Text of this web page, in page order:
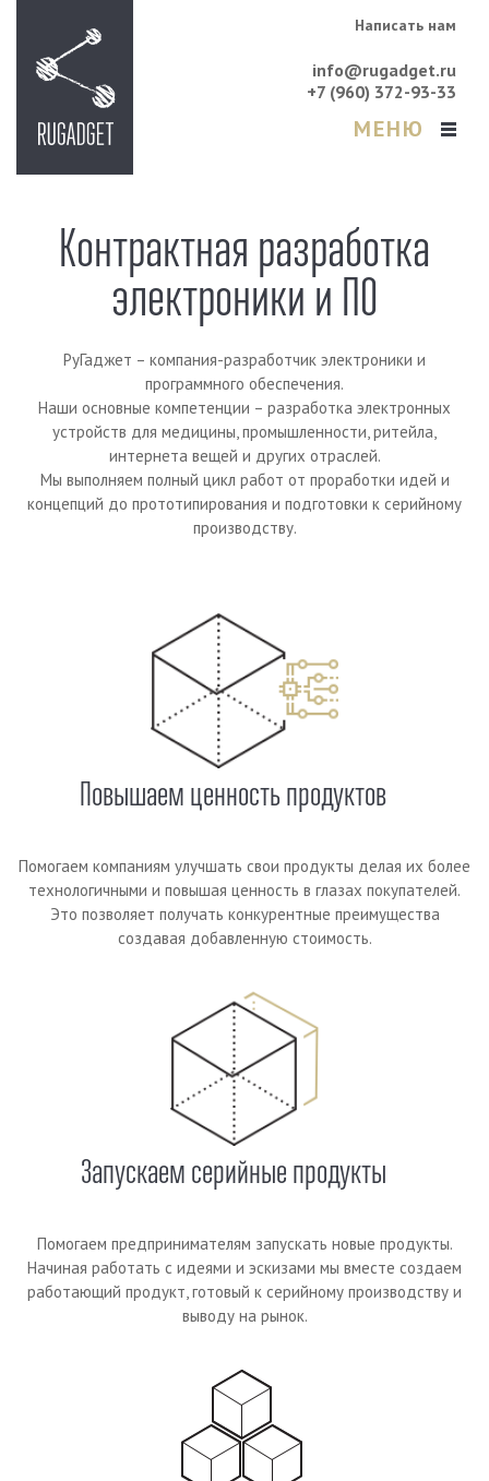
Написать нам
info@rugadget.ru
+7 (960) 372-93-33
МЕНЮ
Контрактная разработка
электроники и ПО
РуГаджет – компания-разработчик электроники и
программного обеспечения.
Наши основные компетенции – разработка электронных
устройств для медицины, промышленности, ритейла,
интернета вещей и других отраслей.
Мы выполняем полный цикл работ от проработки идей и
концепций до прототипирования и подготовки к серийному
производству.
Повышаем ценность продуктов
Помогаем компаниям улучшать свои продукты делая их более
технологичными и повышая ценность в глазах покупателей.
Это позволяет получать конкурентные преимущества
создавая добавленную стоимость.
Запускаем серийные продукты
Помогаем предпринимателям запускать новые продукты.
Начиная работать с идеями и эскизами мы вместе создаем
работающий продукт, готовый к серийному производству и
выводу на рынок.